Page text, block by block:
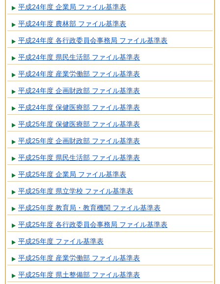
平成24年度 企業局 ファイル基準表
平成24年度 農林部 ファイル基準表
平成24年度 各行政委員会事務局 ファイル基準表
平成24年度 県民生活部 ファイル基準表
平成24年度 産業労働部 ファイル基準表
平成24年度 企画財政部 ファイル基準表
平成24年度 保健医療部 ファイル基準表
平成25年度 保健医療部 ファイル基準表
平成25年度 企画財政部 ファイル基準表
平成25年度 県民生活部 ファイル基準表
平成25年度 企業局 ファイル基準表
平成25年度 県立学校 ファイル基準表
平成25年度 教育局・教育機関 ファイル基準表
平成25年度 各行政委員会事務局 ファイル基準表
平成25年度 ファイル基準表
平成25年度 産業労働部 ファイル基準表
平成25年度 県土整備部 ファイル基準表